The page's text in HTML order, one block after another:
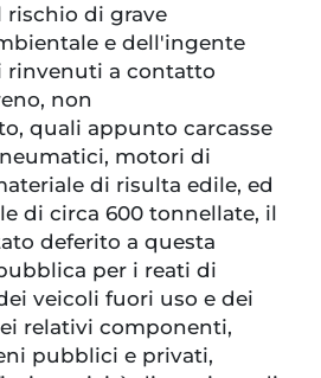
rischio di grave
e dell'ingente
a contatto
non
quali appunto carcasse
motori di
di risulta edile, ed
di circa 600 tonnellate, il
deferito a questa
per i reati di
veicoli fuori uso e dei
relativi componenti,
pubblici e privati,